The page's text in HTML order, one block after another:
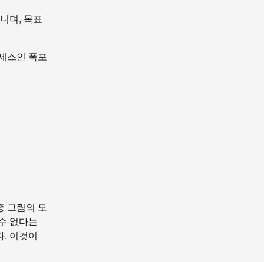
며, 목표
스인 폭포
그림의 모
없다는
. 이것이